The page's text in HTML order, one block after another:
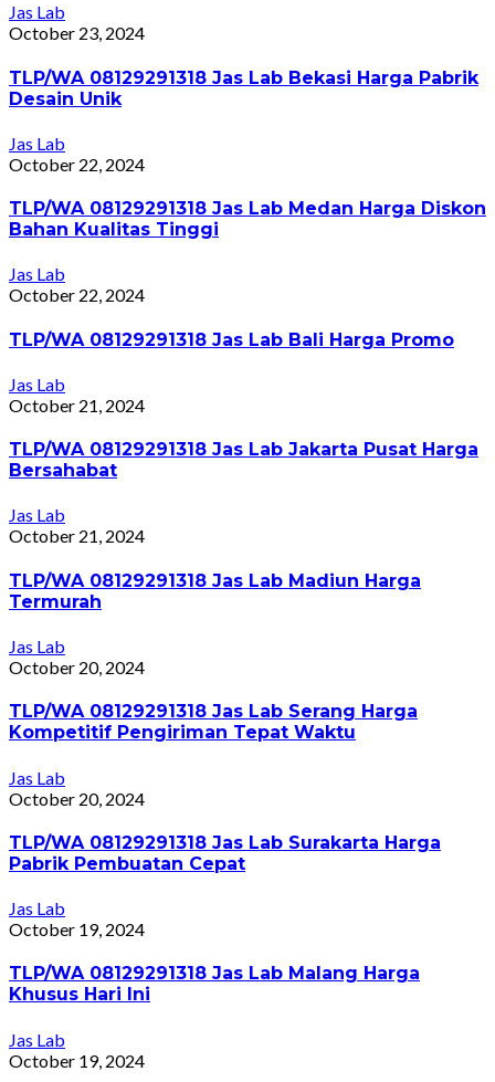
Jas Lab
October 23, 2024
TLP/WA 08129291318 Jas Lab Bekasi Harga Pabrik
Desain Unik
Jas Lab
October 22, 2024
TLP/WA 08129291318 Jas Lab Medan Harga Diskon
Bahan Kualitas Tinggi
Jas Lab
October 22, 2024
TLP/WA 08129291318 Jas Lab Bali Harga Promo
Jas Lab
October 21, 2024
TLP/WA 08129291318 Jas Lab Jakarta Pusat Harga
Bersahabat
Jas Lab
October 21, 2024
TLP/WA 08129291318 Jas Lab Madiun Harga
Termurah
Jas Lab
October 20, 2024
TLP/WA 08129291318 Jas Lab Serang Harga
Kompetitif Pengiriman Tepat Waktu
Jas Lab
October 20, 2024
TLP/WA 08129291318 Jas Lab Surakarta Harga
Pabrik Pembuatan Cepat
Jas Lab
October 19, 2024
TLP/WA 08129291318 Jas Lab Malang Harga
Khusus Hari Ini
Jas Lab
October 19, 2024